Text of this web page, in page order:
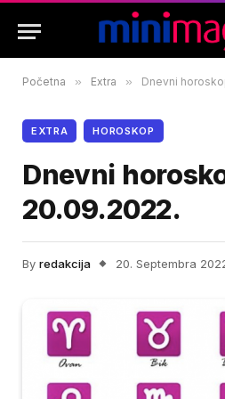
Početna » Extra » Dnevni
EXTRA HOROSKOP
Dnevni
20.09.2022.
By redakcija 20. Septembra